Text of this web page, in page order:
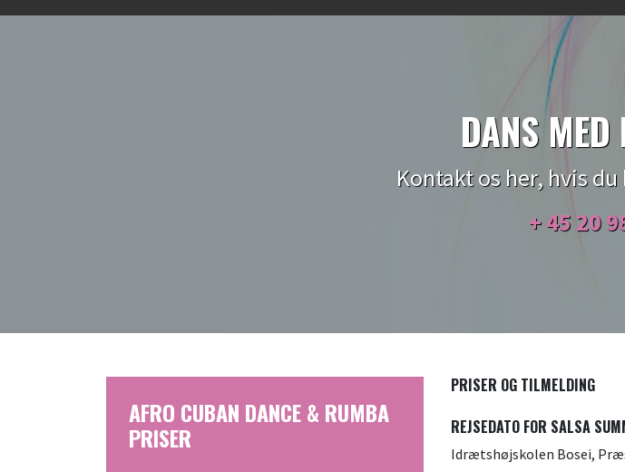
DANS MED
Kontakt os her, hvis
+ 45 20
AFRO CUBAN DANCE & RUMBA
PRISER
PRISER OG TILMELDING
REJSEDATO FOR SALSA
Idrætshøjskolen Bosei,